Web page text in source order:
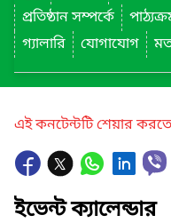
প্রতিষ্ঠান সম্পর্কে
গ্যালারি
যোগাযোগ
এই কনটেন্টটি শেয়ার
ইভেন্ট ক্যালেন্ডার